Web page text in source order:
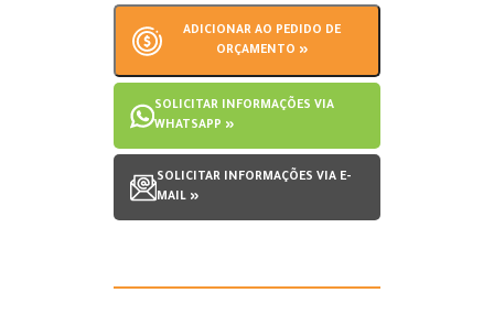
ADICIONAR AO PEDIDO DE
ORÇAMENTO »
SOLICITAR INFORMAÇÕES VIA
WHATSAPP »
SOLICITAR INFORMAÇÕES VIA E-
MAIL »